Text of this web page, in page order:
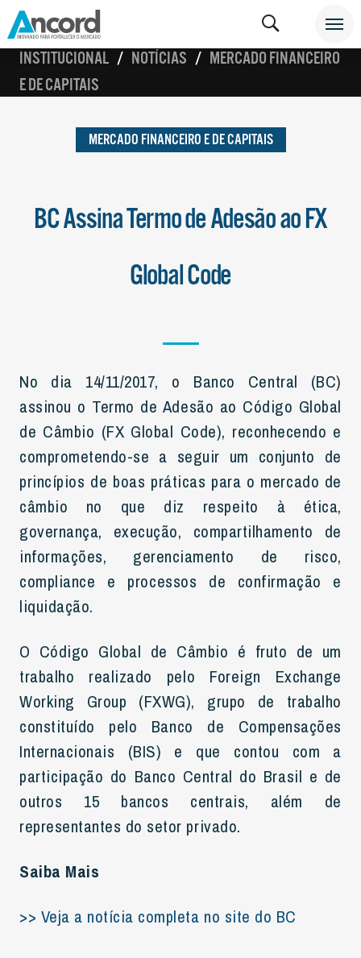
INSTITUCIONAL NOTÍCIAS
MERCADO FINANCEIRO
E DE CAPITAIS
MERCADO FINANCEIRO E DE CAPITAIS
BC Assina Termo de Adesão ao FX
Global Code
No dia 14/11/2017, o Banco Central (BC)
assinou o Termo de Adesão ao Código Global
de Câmbio (FX Global Code), reconhecendo e
comprometendo-se a seguir um conjunto de
princípios de boas práticas para o mercado de
câmbio no que diz respeito à ética,
governança, execução, compartilhamento de
informações, gerenciamento de risco,
compliance e processos de confirmação e
liquidação.
O Código Global de Câmbio é fruto de um
trabalho realizado pelo Foreign Exchange
Working Group (FXWG), grupo de trabalho
constituído pelo Banco de Compensações
Internacionais (BIS) e que contou com a
participação do Banco Central do Brasil e de
outros 15 bancos centrais, além de
representantes do setor privado.
Saiba Mais
>> Veja a notícia completa no site do BC